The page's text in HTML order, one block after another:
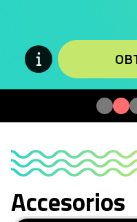
Accesorios